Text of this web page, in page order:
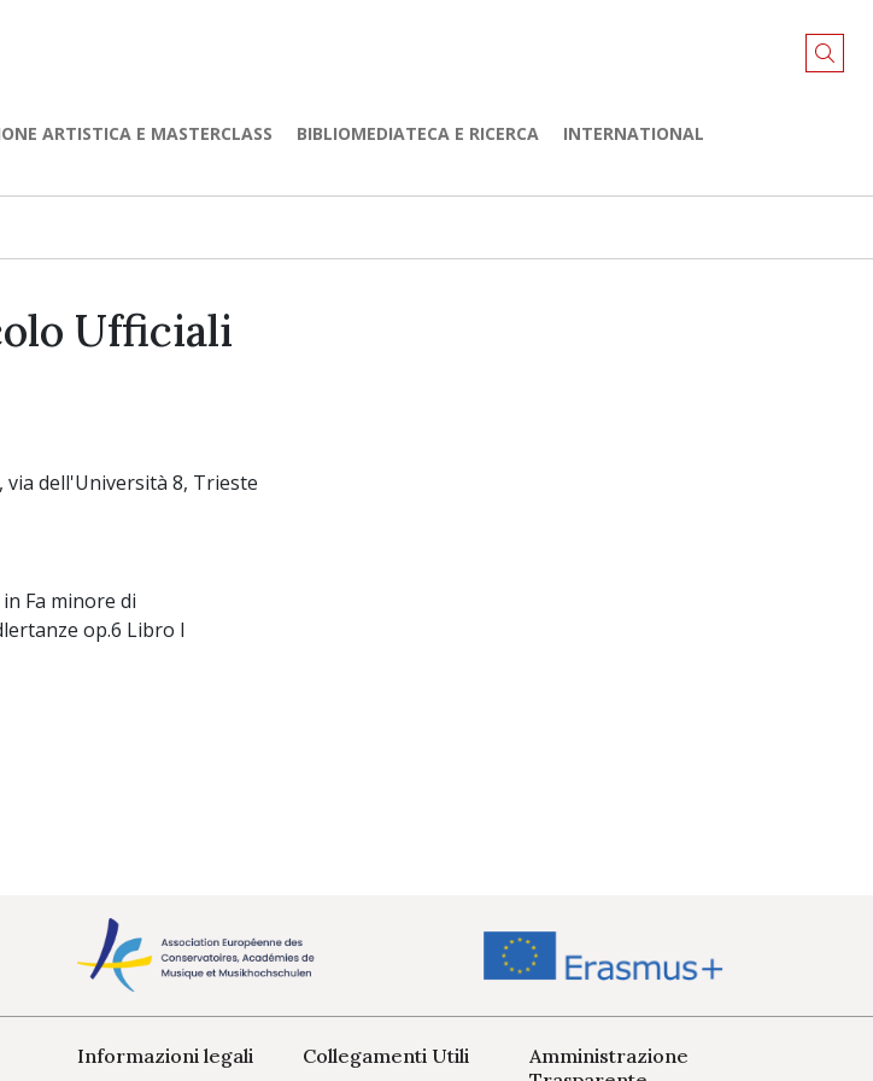
ARTISTICA E MASTERCLASS BIBLIOMEDIATECA E RICERCA
INTERNATIONAL
Ufficiali
via dell'Università 8, Trieste
Fa minore di
op.6 Libro I
Informazioni legali Collegamenti Utili
Amministrazione